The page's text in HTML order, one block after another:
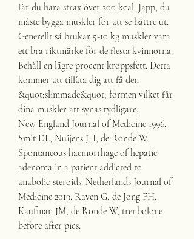
får du bara strax över 200 kcal. Japp, du
måste bygga muskler för att se bättre ut.
Generellt så brukar 5-10 kg muskler vara
ett bra riktmärke för de flesta kvinnorna.
Behåll en lägre procent kroppsfett. Detta
kommer att tillåta dig att få den
&quot;slimmade&quot; formen vilket får
dina muskler att synas tydligare.
New England Journal of Medicine 1996.
Smit DL, Nuijens JH, de Ronde W.
Spontaneous haemorrhage of hepatic
adenoma in a patient addicted to
anabolic steroids. Netherlands Journal of
Medicine 2019. Raven G, de Jong FH,
Kaufman JM, de Ronde W, trenbolone
before after pics.